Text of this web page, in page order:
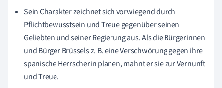
Sein Charakter zeichnet sich vorwiegend durch
Pflichtbewusstsein und Treue gegenüber seinen
Geliebten und seiner Regierung aus. Als die Bürgerinnen
und Bürger Brüssels z. B. eine Verschwörung gegen ihre
spanische Herrscherin planen, mahnt er sie zur Vernunft
und Treue.